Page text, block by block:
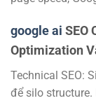
google ai SEO
Optimization
Technical SEO:
để silo